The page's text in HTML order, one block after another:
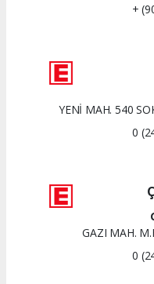
+
YENİ MAH. 540
0
GAZI MAH.
0